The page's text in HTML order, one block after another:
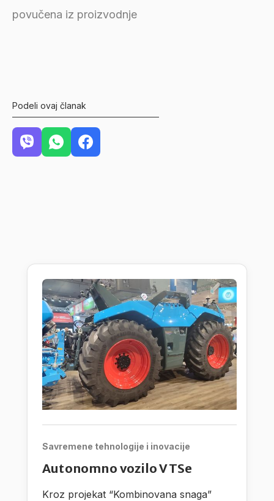
povučena iz proizvodnje
Podeli ovaj članak
Savremene tehnologije i inovacije
Autonomno vozilo VTSe
Kroz projekat “Kombinovana snaga”